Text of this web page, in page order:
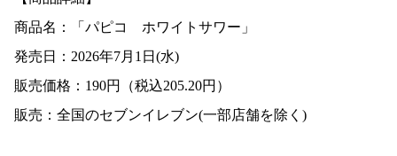
商品名：「パピコ ホワイトサワー」
発売日：2026年7月1日(水)
販売価格：190円（税込205.20円）
販売：全国のセブンイレブン(一部店舗を除く)